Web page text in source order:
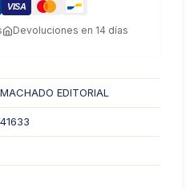
VISA
Devoluciones en 14 días
EDITORIAL